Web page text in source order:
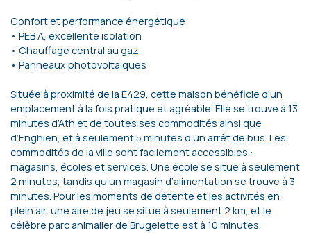
Confort et performance énergétique
• PEB A, excellente isolation
• Chauffage central au gaz
• Panneaux photovoltaïques
Située à proximité de la E429, cette maison bénéficie d’un
emplacement à la fois pratique et agréable. Elle se trouve à 13
minutes d’Ath et de toutes ses commodités ainsi que
d’Enghien, et à seulement 5 minutes d’un arrêt de bus. Les
commodités de la ville sont facilement accessibles :
magasins, écoles et services. Une école se situe à seulement
2 minutes, tandis qu’un magasin d’alimentation se trouve à 3
minutes. Pour les moments de détente et les activités en
plein air, une aire de jeu se situe à seulement 2 km, et le
célèbre parc animalier de Brugelette est à 10 minutes.